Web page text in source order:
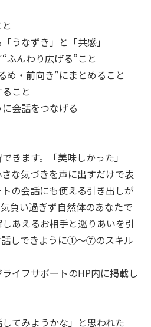
うなずき」と「共感」
んわり広げる”こと
・前向き”にまとめること
こと
会話をつなげる
きます。「美味しかった」
さな気づきを声に出すだけで表
の会話にも使える引き出しが
負い過ぎず自然体のあなたで
あえるお相手と巡りあいを引
話しできように①～⑦のスキル
イフサポートのHP内に掲載し
てみようかな」と思われた